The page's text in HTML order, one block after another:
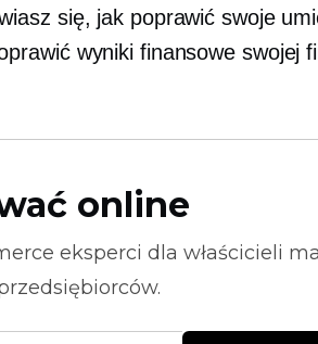
się, jak poprawić swoje
wyniki finansowe swojej
online
eksperci dla właścicieli